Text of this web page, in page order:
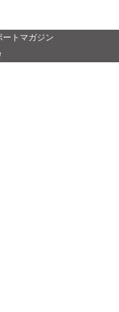
トマガジン